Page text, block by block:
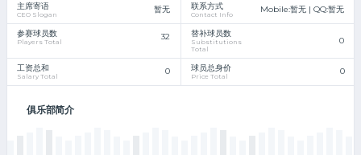
主席寄语
CEO Slogan 暂无 联系方式
Contact Info Mobile:暂无| QQ:暂无
参赛球员数
Players Total 32 替补球员数
Substitutions
Total
0
工资总和
Salary Total 0 球员总身价
Price Total 0
俱乐部简介